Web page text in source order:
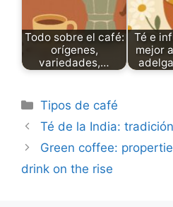
Todo sobre el café:
orígenes,
variedades,…
Té e
mejor
Categories
Tipos de café
Té de la India:
Green coffee:
drink on the rise